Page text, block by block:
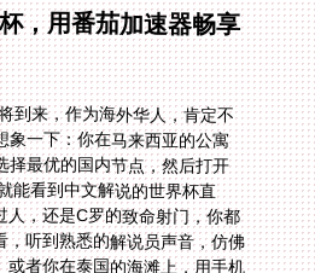
，用番茄加速器畅享
到来，作为海外华人，肯定不
象一下：你在马来西亚的公寓
择最优的国内节点，然后打开
或者咪咕视频，就能看到中文解说的世界杯直
管是梅西的精彩过人，还是C罗的致命射门，你都
内的球迷同步观看，听到熟悉的解说员声音，仿佛
国内的观赛现场。或者你在泰国的海滩上，用手机
红书看世界杯直播，再也不会遇到IP受限的提示，